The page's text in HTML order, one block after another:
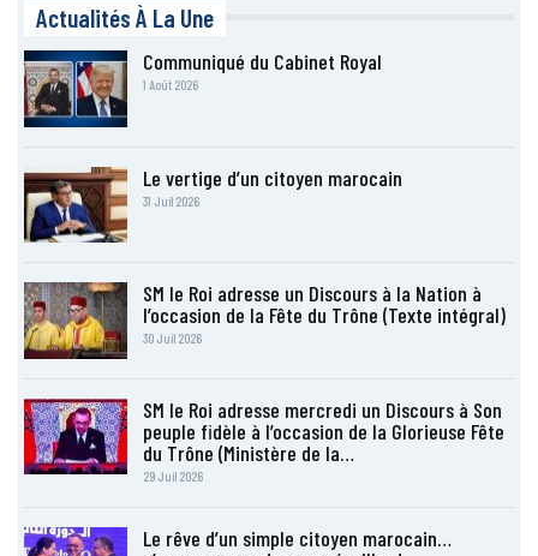
Actualités À La Une
Communiqué du Cabinet Royal
1 Août 2026
Le vertige d’un citoyen marocain
31 Juil 2026
SM le Roi adresse un Discours à la Nation à
l’occasion de la Fête du Trône (Texte intégral)
30 Juil 2026
SM le Roi adresse mercredi un Discours à Son
peuple fidèle à l’occasion de la Glorieuse Fête
du Trône (Ministère de la…
29 Juil 2026
Le rêve d’un simple citoyen marocain…